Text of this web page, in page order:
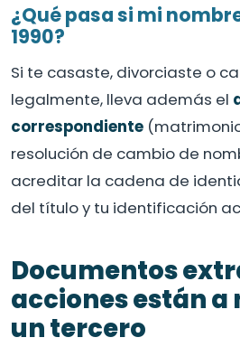
¿Qué pasa si mi
1990?
Si te casaste, divorciaste o
legalmente, lleva además el
correspondiente
resolución de cambio de
acreditar la cadena de
del título y tu identificación
Documentos
acciones están a
un tercero